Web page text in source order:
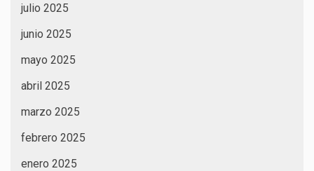
julio 2025
junio 2025
mayo 2025
abril 2025
marzo 2025
febrero 2025
enero 2025